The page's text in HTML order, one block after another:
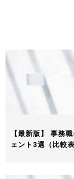
【最新版】 事務
ェント3選（比較表